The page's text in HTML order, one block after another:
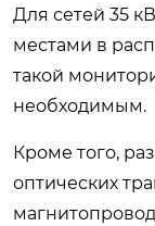
Для сетей 35
местами в
такой
необходимым.
Кроме того,
оптических